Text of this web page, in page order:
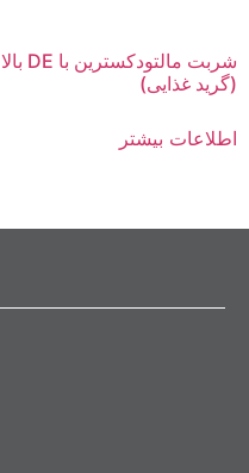
شربت مالتودکسترین با DE بالا
(گرید غذایی)
اطلاعات بیشتر